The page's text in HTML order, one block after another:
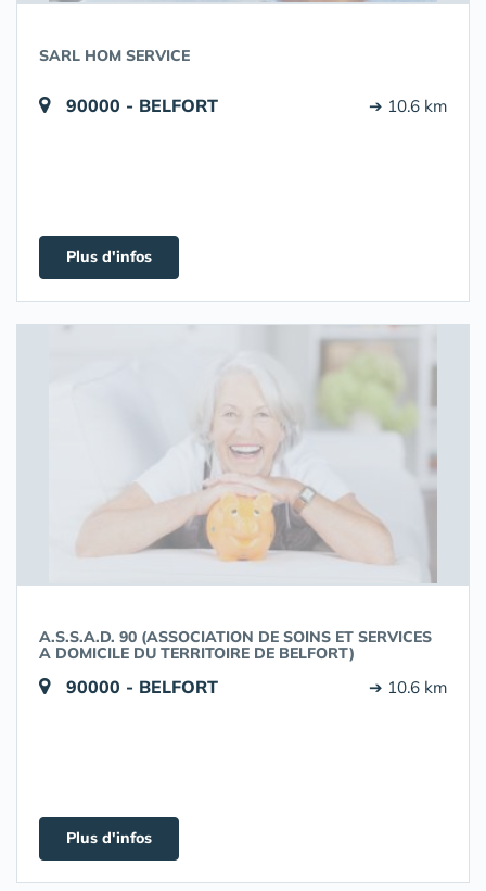
SARL HOM SERVICE
90000 - BELFORT ➔ 10.6 km
Plus d'infos
A.S.S.A.D. 90 (ASSOCIATION DE SOINS ET SERVICES
A DOMICILE DU TERRITOIRE DE BELFORT)
90000 - BELFORT ➔ 10.6 km
Plus d'infos